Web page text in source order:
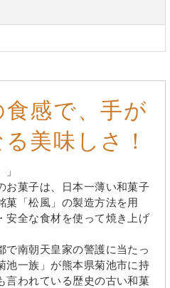
感で、手が
美味しさ！
お菓子は、日本一薄い和菓子
菓「松風」の製造方法を用
安全な食材を使って焼き上げ
で南朝天皇家の警護に当たっ
池一族」が熊本県菊池市に持
言われている歴史の古い和菓